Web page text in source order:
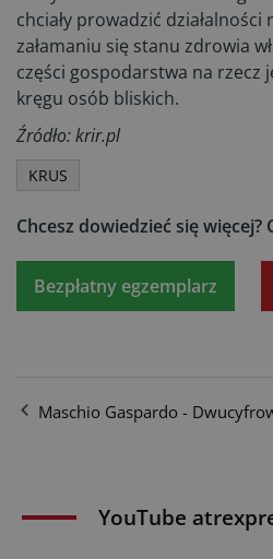
chciały prowadzić
załamaniu się stanu zdrowia
części gospodarstwa na rzecz
kręgu osób bliskich.
Źródło: krir.pl
KRUS
Chcesz dowiedzieć się więcej?
Bezpłatny egzemplarz
Maschio Gaspardo -
YouTube